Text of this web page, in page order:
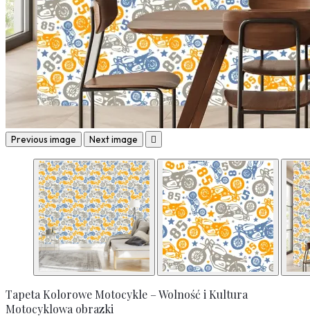
Previous image Next image 
Tapeta Kolorowe Motocykle – Wolność i Kultura
Motocyklowa obrazki